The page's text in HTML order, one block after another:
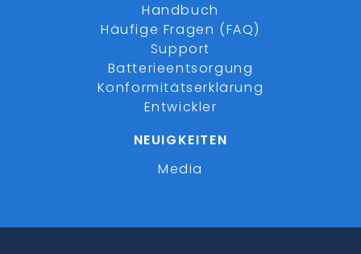
Handbuch
Häufige Fragen (FAQ)
Support
Batterieentsorgung
Konformitätserklärung
Entwickler
NEUIGKEITEN
Media